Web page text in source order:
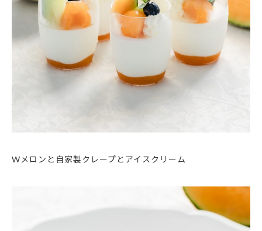
Wメロンと自家製クレープとアイスクリーム